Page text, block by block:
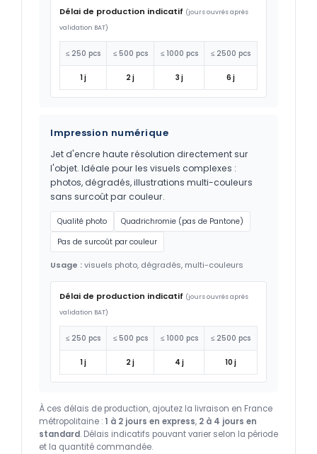
Délai de production indicatif (jours ouvrés après
validation BAT)
≤ 250 pcs ≤ 500 pcs ≤ 1000 pcs ≤ 2500 pcs
1 j 2 j 3 j 6 j
Impression numérique
Jet d'encre haute résolution directement sur
l'objet. Idéale pour les visuels complexes :
photos, dégradés, illustrations multi-couleurs
sans surcoût par couleur.
Qualité photo
Quadrichromie (pas de Pantone)
Pas de surcoût par couleur
Usage :visuels photo, dégradés, multi-couleurs
Délai de production indicatif (jours ouvrés après
validation BAT)
≤ 250 pcs ≤ 500 pcs ≤ 1000 pcs ≤ 2500 pcs
1 j 2 j 4 j 10 j
À ces délais de production, ajoutez la livraison en France
métropolitaine : 1 à 2 jours en express, 2 à 4 jours en
standard. Délais indicatifs pouvant varier selon la période
et la quantité commandée.